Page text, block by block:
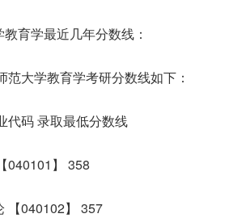
育学最近几年分数线：
范大学教育学考研分数线如下：
代码 录取最低分数线
040101】 358
【040102】 357